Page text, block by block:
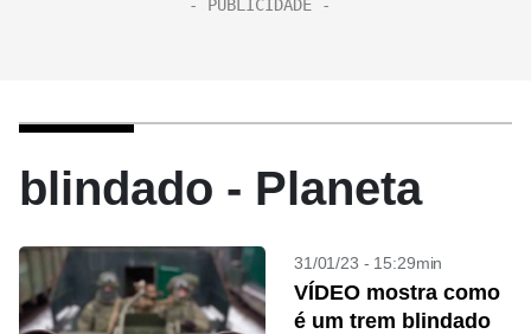
blindado - Planeta
31/01/23 - 15:29min
VÍDEO mostra como
é um trem blindado